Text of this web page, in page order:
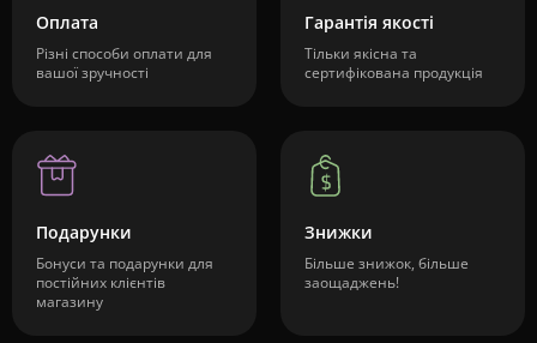
Оплата
Різні способи оплати для
вашої зручності
Гарантія якості
Тільки якісна та
сертифікована продукція
Подарунки
Бонуси та подарунки для
постійних клієнтів
магазину
Знижки
Більше знижок, більше
заощаджень!